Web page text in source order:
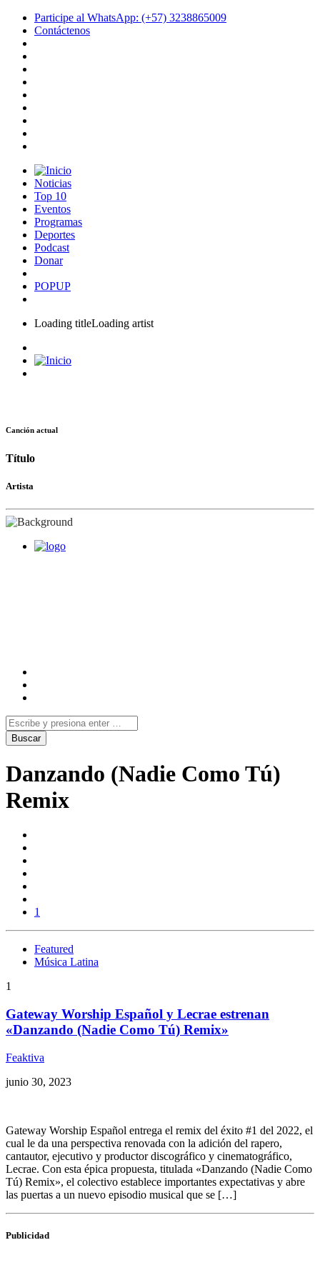
Participe al WhatsApp: (+57) 3238865009
Contáctenos
Noticias
Top 10
Eventos
Programas
Deportes
Podcast
Donar
POPUP
Loading titleLoading artist
Canción actual
Título
Artista
Danzando (Nadie Como Tú)
Remix
1
Featured
Música Latina
1
Gateway Worship Español y Lecrae estrenan
«Danzando (Nadie Como Tú) Remix»
Feaktiva
junio 30, 2023
Gateway Worship Español entrega el remix del éxito #1 del 2022, el
cual le da una perspectiva renovada con la adición del rapero,
cantautor, ejecutivo y productor discográfico y cinematográfico,
Lecrae. Con esta épica propuesta, titulada «Danzando (Nadie Como
Tú) Remix», el colectivo establece importantes expectativas y abre
las puertas a un nuevo episodio musical que se […]
Publicidad